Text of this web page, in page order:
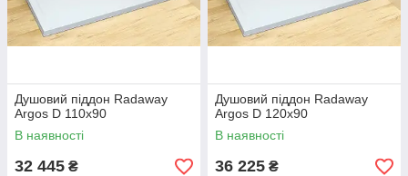
Душовий піддон Radaway
Argos D 110x90
В наявності
32 445 ₴
Душовий піддон Radaway
Argos D 120x90
В наявності
36 225 ₴